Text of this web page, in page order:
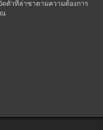
ตัวที่ล่าชาตามความต้องการ